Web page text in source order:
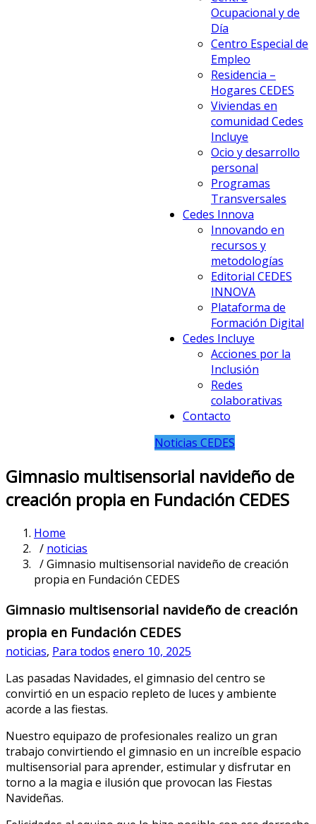
Ocupacional y de
Día
Centro Especial de
Empleo
Residencia –
Hogares CEDES
Viviendas en
comunidad Cedes
Incluye
Ocio y desarrollo
personal
Programas
Transversales
Cedes Innova
Innovando en
recursos y
metodologías
Editorial CEDES
INNOVA
Plataforma de
Formación Digital
Cedes Incluye
Acciones por la
Inclusión
Redes
colaborativas
Contacto
Noticias CEDES
Gimnasio multisensorial navideño de
creación propia en Fundación CEDES
Home
/ noticias
/ Gimnasio multisensorial navideño de creación
propia en Fundación CEDES
Gimnasio multisensorial navideño de creación
propia en Fundación CEDES
noticias, Para todos enero 10, 2025
Las pasadas Navidades, el gimnasio del centro se
convirtió en un espacio repleto de luces y ambiente
acorde a las fiestas.
Nuestro equipazo de profesionales realizo un gran
trabajo convirtiendo el gimnasio en un increíble espacio
multisensorial para aprender, estimular y disfrutar en
torno a la magia e ilusión que provocan las Fiestas
Navideñas.